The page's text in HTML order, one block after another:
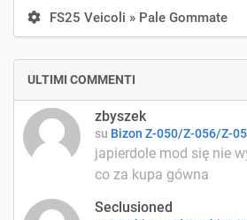
FS25 Veicoli » Pale Gommate
ULTIMI COMMENTI
zbyszek
su Bizon Z-050/Z-056/Z-
japierdole mod się nie
co za kupa gówna
Seclusioned